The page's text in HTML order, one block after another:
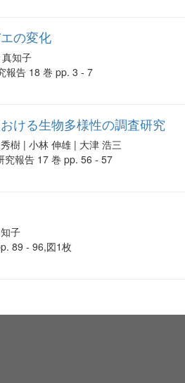
の変化
知子
報告 18 巻 pp. 3 - 7
ける生物多様性の調査研究
樹 | 小林 伸雄 | 大津 浩三
究報告 17 巻 pp. 56 - 57
子
89 - 96,図1枚